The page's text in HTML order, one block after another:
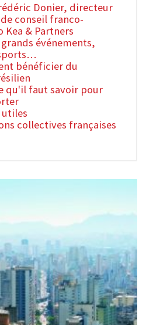
Donier, directeur
conseil franco-
Kea & Partners
événements,
bénéficier du
qu'il faut savoir pour
collectives françaises